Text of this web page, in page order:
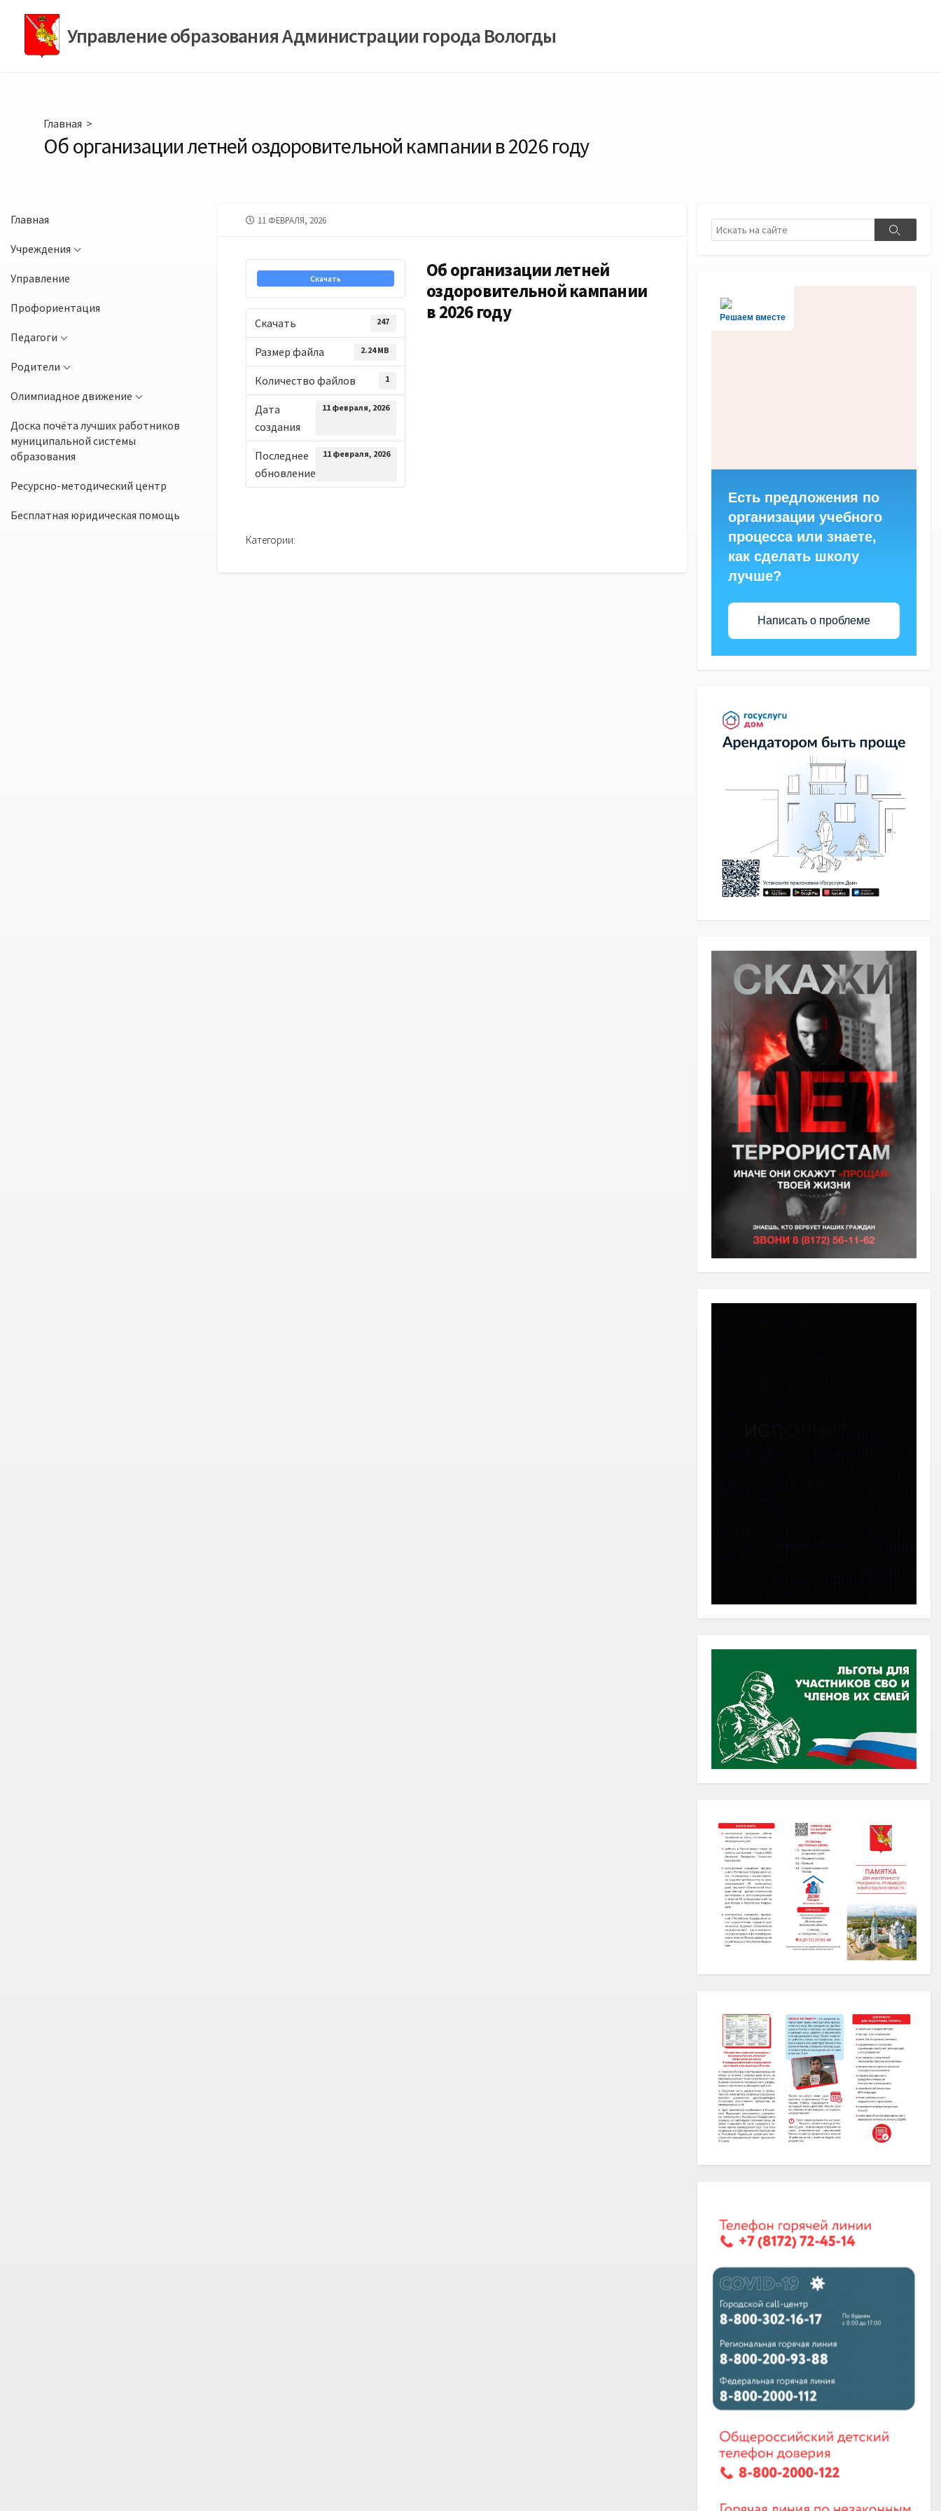
содержимомуУправление образования Администрации города Вологды
Главная >
Об организации летней оздоровительной кампании в 2026 году
Главная
Учреждения
Управление
Профориентация
Педагоги
Родители
Олимпиадное движение
Доска почёта лучших работников
муниципальной системы
образования
Ресурсно-методический центр
Бесплатная юридическая помощь
ДАТА
11 ФЕВРАЛЯ, 2026
Скачать
Скачать 247
Размер файла 2.24 MB
Количество файлов 1
Дата
создания
11 февраля, 2026
Последнее
обновление
11 февраля, 2026
Об организации летней
оздоровительной кампании
в 2026 году
Категории:
Поиск
Поиск
Решаем вместе
Есть предложения по
организации учебного
процесса или знаете,
как сделать школу
лучше?
Написать о проблеме